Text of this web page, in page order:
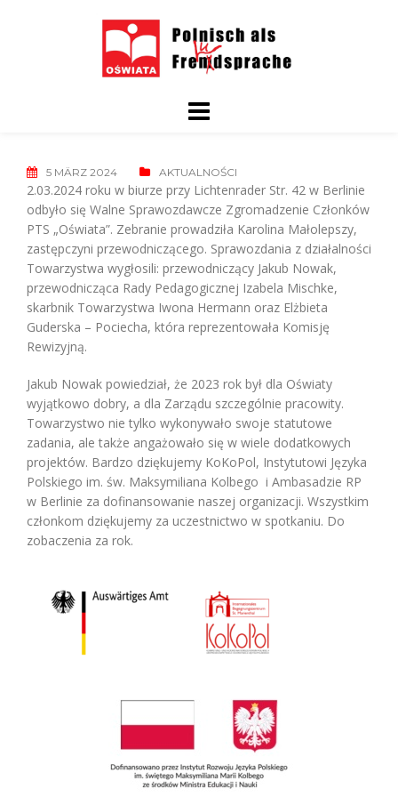
5 MÄRZ 2024 AKTUALNOŚCI
2.03.2024 roku w biurze przy Lichtenrader Str. 42 w Berlinie
odbyło się Walne Sprawozdawcze Zgromadzenie Członków
PTS „Oświata”. Zebranie prowadziła Karolina Małolepszy,
zastępczyni przewodniczącego. Sprawozdania z działalności
Towarzystwa wygłosili: przewodniczący Jakub Nowak,
przewodnicząca Rady Pedagogicznej Izabela Mischke,
skarbnik Towarzystwa Iwona Hermann oraz Elżbieta
Guderska – Pociecha, która reprezentowała Komisję
Rewizyjną.
Jakub Nowak powiedział, że 2023 rok był dla Oświaty
wyjątkowo dobry, a dla Zarządu szczególnie pracowity.
Towarzystwo nie tylko wykonywało swoje statutowe
zadania, ale także angażowało się w wiele dodatkowych
projektów. Bardzo dziękujemy KoKoPol, Instytutowi Języka
Polskiego im. św. Maksymiliana Kolbego i Ambasadzie RP
w Berlinie za dofinansowanie naszej organizacji. Wszystkim
członkom dziękujemy za uczestnictwo w spotkaniu. Do
zobaczenia za rok.